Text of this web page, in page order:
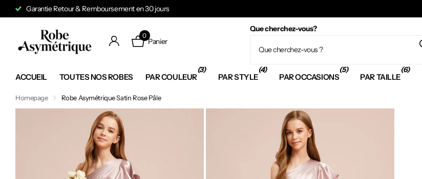
Garantie Retour & Remboursement en 30 jours
Que cherchez-vous?
0
Panier
ACCUEIL TOUTES NOS ROBES PAR COULEUR
(3)
PAR STYLE
(4)
PAR OCCASIONS
(5)
PAR TAILLE
(6)
Homepage Robe Asymétrique Satin Rose Pâle